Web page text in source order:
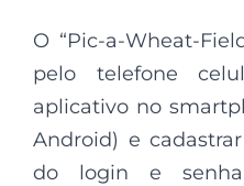
O “Pic-a-Wheat-
pelo telefone
aplicativo no
Android) e
do login e